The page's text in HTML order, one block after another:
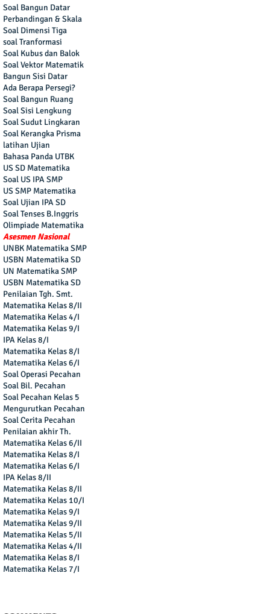
Soal Bangun Datar
Perbandingan & Skala
Soal Dimensi Tiga
soal Tranformasi
Soal Kubus dan Balok
Soal Vektor Matematik
Bangun Sisi Datar
Ada Berapa Persegi?
Soal Bangun Ruang
Soal Sisi Lengkung
Soal Sudut Lingkaran
Soal Kerangka Prisma
latihan Ujian
Bahasa Panda UTBK
US SD Matematika
Soal US IPA SMP
US SMP Matematika
Soal Ujian IPA SD
Soal Tenses B.Inggris
Olimpiade Matematika
Asesmen Nasional
UNBK Matematika SMP
USBN Matematika SD
UN Matematika SMP
USBN Matematika SD
Penilaian Tgh. Smt.
Matematika Kelas 8/II
Matematika Kelas 4/I
Matematika Kelas 9/I
IPA Kelas 8/I
Matematika Kelas 8/I
Matematika Kelas 6/I
Soal Operasi Pecahan
Soal Bil. Pecahan
Soal Pecahan Kelas 5
Mengurutkan Pecahan
Soal Cerita Pecahan
Penilaian akhir Th.
Matematika Kelas 6/II
Matematika Kelas 8/I
Matematika Kelas 6/I
IPA Kelas 8/II
Matematika Kelas 8/II
Matematika Kelas 10/I
Matematika Kelas 9/I
Matematika Kelas 9/II
Matematika Kelas 5/II
Matematika Kelas 4/II
Matematika Kelas 8/I
Matematika Kelas 7/I